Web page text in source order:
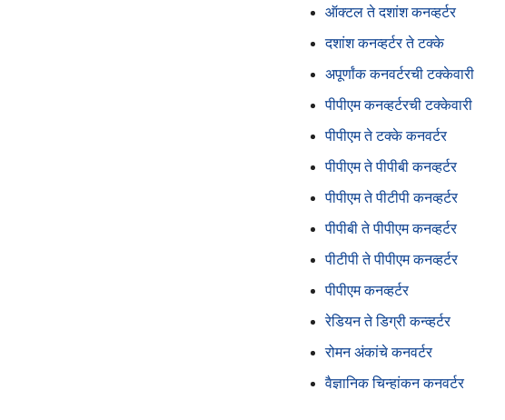
ऑक्टल ते दशांश कनव्हर्टर
दशांश कनव्हर्टर ते टक्के
अपूर्णांक कनवर्टरची टक्केवारी
पीपीएम कनव्हर्टरची टक्केवारी
पीपीएम ते टक्के कनवर्टर
पीपीएम ते पीपीबी कनव्हर्टर
पीपीएम ते पीटीपी कनव्हर्टर
पीपीबी ते पीपीएम कनव्हर्टर
पीटीपी ते पीपीएम कनव्हर्टर
पीपीएम कनव्हर्टर
रेडियन ते डिग्री कन्व्हर्टर
रोमन अंकांचे कनवर्टर
वैज्ञानिक चिन्हांकन कनवर्टर